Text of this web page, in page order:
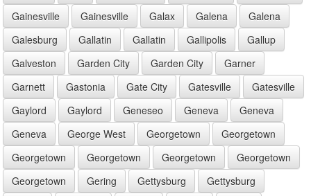
Gainesville
Gainesville Galax Galena
Galena
Galesburg
Gallatin Gallatin Gallipolis
Gallup
Galveston
Garden City Garden City
Garner
Garnett
Gastonia Gate City Gatesville
Gatesville
Gaylord
Gaylord Geneseo Geneva
Geneva
Geneva
George West Georgetown
Georgetown
Georgetown
Georgetown Georgetown
Georgetown
Georgetown
Gering Gettysburg
Gettysburg